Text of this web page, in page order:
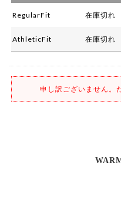
RegularFit 在庫切れ
AthleticFit 在庫切れ
申し訳ございません。